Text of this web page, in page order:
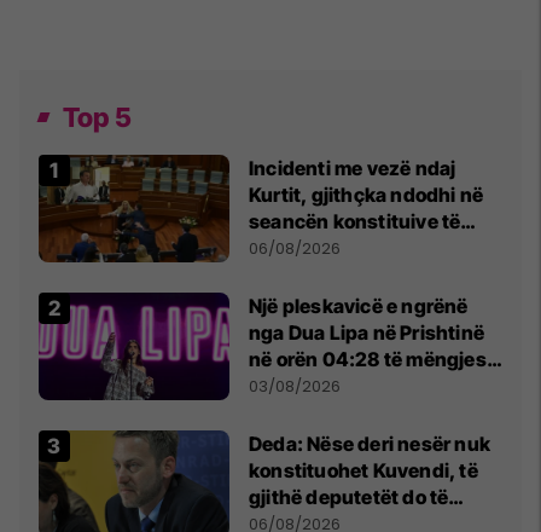
Top 5
Incidenti me vezë ndaj
Kurtit, gjithçka ndodhi në
seancën konstituive të
Kuvendit
06/08/2026
Një pleskavicë e ngrënë
nga Dua Lipa në Prishtinë
në orën 04:28 të mëngjesit
- dhe bota digjitale serbe
03/08/2026
Deda: Nëse deri nesër nuk
konstituohet Kuvendi, të
gjithë deputetët do të
bëjnë shkelje të rëndë
06/08/2026